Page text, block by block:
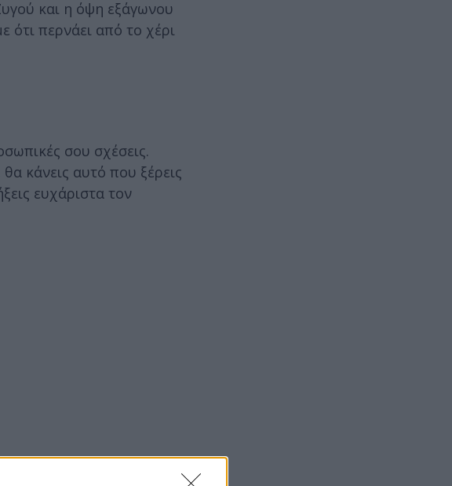
και η όψη εξάγωνου
περνάει από το χέρι
σου σχέσεις.
κάνεις αυτό που ξέρεις
ευχάριστα τον